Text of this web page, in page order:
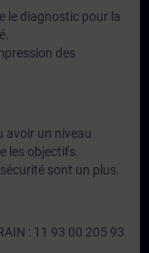
le diagnostic pour la
des
avoir un niveau
les objectifs.
sont un plus.
: 11 93 00 205 93